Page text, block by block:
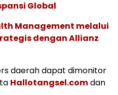
Global
Management melalui
dengan Allianz
daerah dapat dimonitor
Hallotangsel.comdan